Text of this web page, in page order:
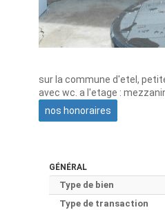
sur la commune d'etel,
avec wc. a l'etage :
nos honoraires
GÉNÉRAL
Type de bien
Type de transaction